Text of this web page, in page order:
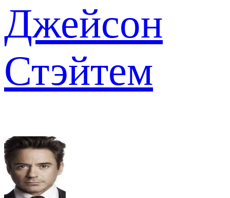
Джейсон
Стэйтем